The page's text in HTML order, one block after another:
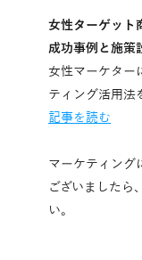
女性ターゲット
成功事例と施策
女性マーケター
ティング活用法
記事を読む
マーケティング
ございましたら
い。